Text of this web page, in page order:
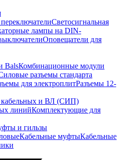
Светосигнальная
лампы на DIN-
Оповещатели для
BalsКомбинационные модули
разъемы стандарта
для электроплитРазъемы 12-
кабельных и ВЛ (СИП)
линийКомплектующие для
и гильзы
Кабельные муфтыКабельные